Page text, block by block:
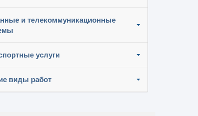
и телекоммуникационные
услуги
виды работ